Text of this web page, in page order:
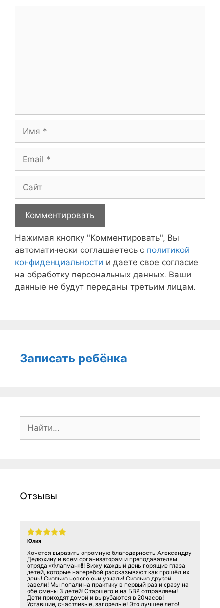
Нажимая кнопку "Комментировать", Вы
автоматически соглашаетесь с политикой
конфиденциальности и даете свое согласие
на обработку персональных данных. Ваши
данные не будут переданы третьим лицам.
Записать ребёнка
Поиск:
Отзывы
Юлия
Хочется выразить огромную благодарность Александру
Дедюхину и всем организаторам и преподавателям
отряда «Флагман»!!! Вижу каждый день горящие глаза
детей, которые наперебой рассказывают как прошёл их
день! Сколько нового они узнали! Сколько друзей
завели! Мы попали на практику в первый раз и сразу на
обе смены 3 детей! Старшего и на БВР отправляем!
Дети приходят домой и вырубаются в 20часов!
Уставшие, счастливые, загорелые! Это лучшее лето!